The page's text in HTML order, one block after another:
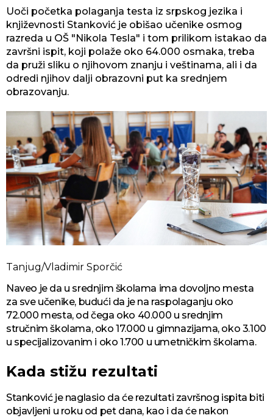
Uoči početka polaganja testa iz srpskog jezika i
književnosti Stanković je obišao učenike osmog
razreda u OŠ "Nikola Tesla" i tom prilikom istakao da
završni ispit, koji polaže oko 64.000 osmaka, treba
da pruži sliku o njihovom znanju i veštinama, ali i da
odredi njihov dalji obrazovni put ka srednjem
obrazovanju.
Tanjug/Vladimir Sporčić
Naveo je da u srednjim školama ima dovoljno mesta
za sve učenike, budući da je na raspolaganju oko
72.000 mesta, od čega oko 40.000 u srednjim
stručnim školama, oko 17.000 u gimnazijama, oko 3.100
u specijalizovanim i oko 1.700 u umetničkim školama.
Kada stižu rezultati
Stanković je naglasio da će rezultati završnog ispita biti
objavljeni u roku od pet dana, kao i da će nakon